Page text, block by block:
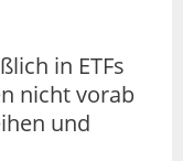
in ETFs
nicht vorab
und